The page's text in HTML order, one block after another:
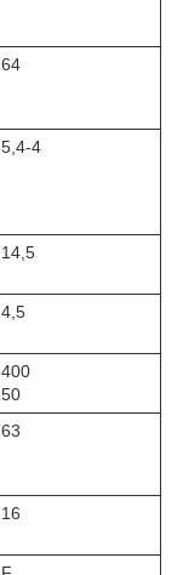
64
5,4-4
14,5
4,5
400
50
63
16